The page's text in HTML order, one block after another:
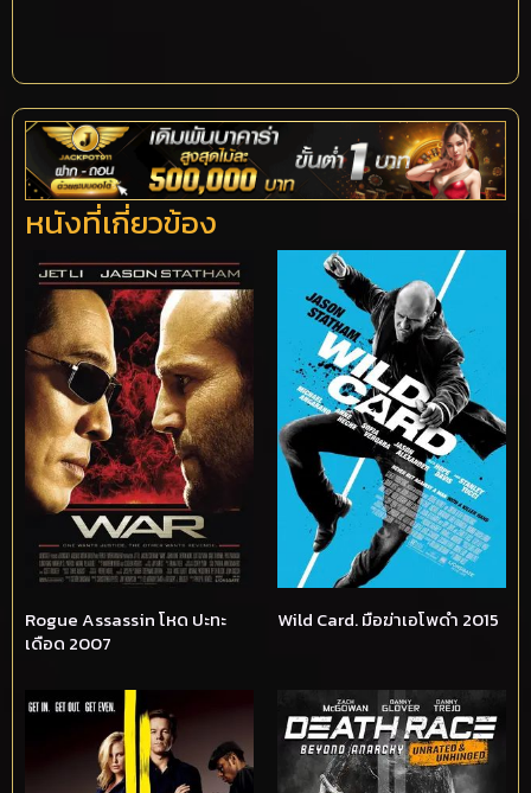
หนังที่เกี่ยวข้อง
Rogue Assassin โหด ปะทะ
เดือด 2007
Wild Card. มือฆ่าเอโพดำ 2015